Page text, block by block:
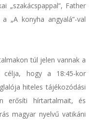
„szakácspappal”, Father
„A konyha angyalá”-val
túl jelen vannak a
hogy a 18:45-kor
hiteles tájékozódási
erősíti hírtartalmait, és
magyar nyelvű vatikáni